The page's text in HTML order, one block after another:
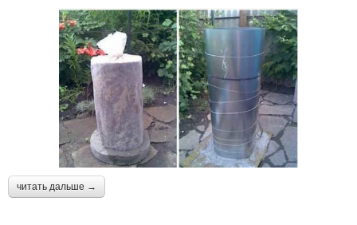
читать дальше →